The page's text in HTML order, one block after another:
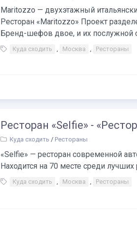
Maritozzo — двухэтажный
Ресторан «Maritozzo» Проект
Бренд-шефов двое, и их послужной
Куда сходить , Москва , Рестораны
Ресторан «Selfie» -
Куда сходить / Рестораны
«Selfie» — ресторан современной
Находится на 70 месте среди лучших
Куда сходить , Москва , Рестораны